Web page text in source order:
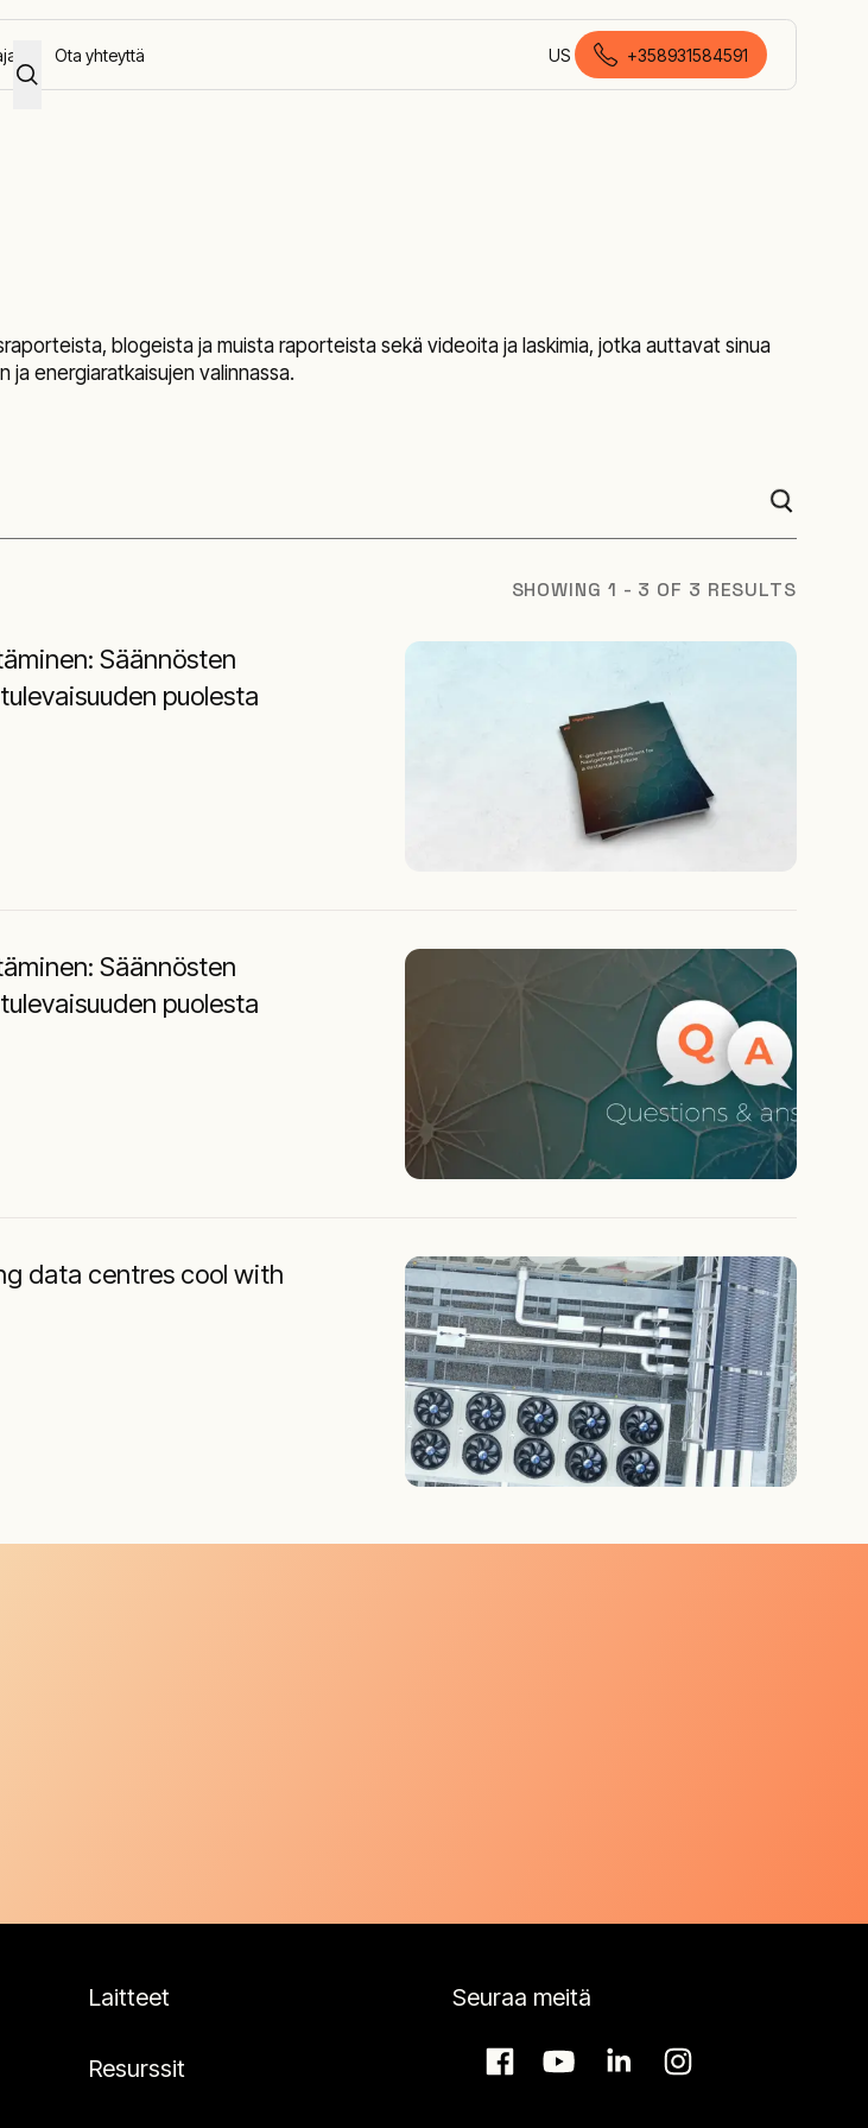
Ota yhteyttä US
suomi (Suomi)
+358931584591
blogeista ja muista raporteista sekä videoita ja laskimia, jotka auttavat sinua
energiaratkaisujen valinnassa.
SHOWING 1 - 3 OF 3 RESULTS
Säännösten
puolesta
Säännösten
puolesta
data centres cool with
Laitteet
Resurssit
Seuraa meitä